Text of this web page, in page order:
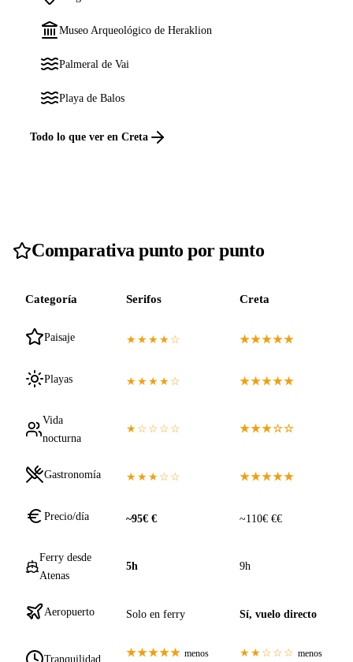
Museo Arqueológico de Heraklion
Palmeral de Vai
Playa de Balos
Todo lo que ver en Creta
Comparativa punto por punto
Categoría Serifos Creta
Paisaje ★★★★☆ ★★★★★
Playas ★★★★☆ ★★★★★
Vida
nocturna
★☆☆☆☆ ★★★☆☆
Gastronomía ★★★☆☆ ★★★★★
Precio/día ~95€ € ~110€ €€
Ferry desde
Atenas
5h 9h
Aeropuerto Solo en ferry Sí, vuelo directo
Tranquilidad ★★★★★ menos ★★☆☆☆ menos